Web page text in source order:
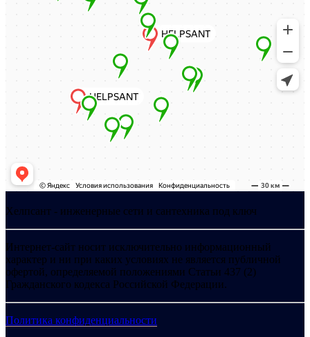
Хелпсант - инженерные сети и сантехника под ключ
Интернет-сайт носит исключительно информационный
характер и ни при каких условиях не является публичной
офертой, определяемой положениями Статьи 437 (2)
Гражданского кодекса Российской Федерации.
Политика конфиденциальности